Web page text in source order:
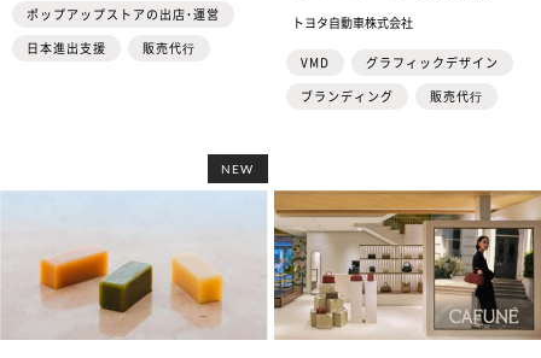
ポップアップストアの出店・運営
日本進出支援
販売代⾏
トヨタ自動車株式会社
VMD
グラフィックデザイン
ブランディング
販売代⾏
NEW